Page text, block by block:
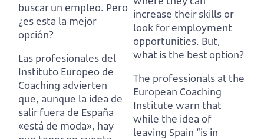
buscar un empleo. Pero
¿es esta la mejor
opción?
Las profesionales del
Instituto Europeo de
Coaching advierten
que, aunque la idea de
salir fuera de España
«está de moda», hay
increase their skills or
look for employment
opportunities. But,
what is the best option?
The professionals at the
European Coaching
Institute warn that
while the idea of
leaving Spain “is in